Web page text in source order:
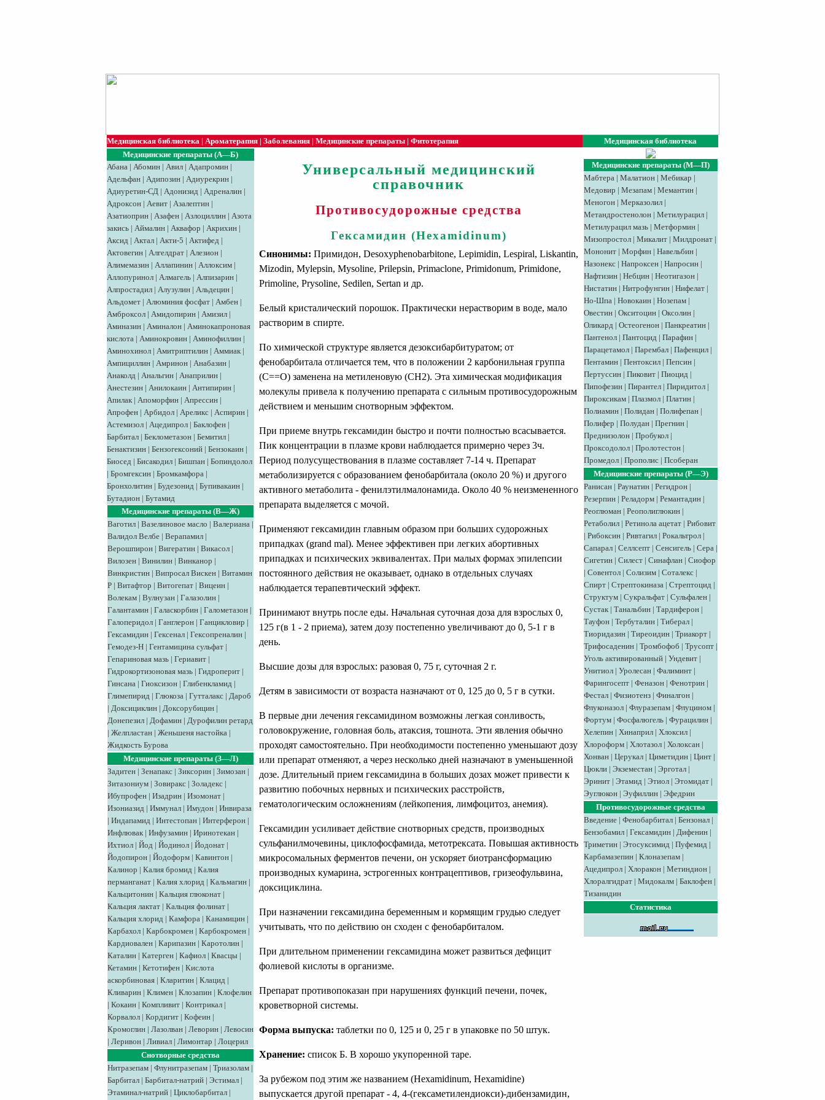
Медицинская библиотека | Ароматерапия | Заболевания | Медицинские препараты | Фитотерапия
Медицинская библиотека
Медицинские препараты (А—Б)
Абана | Абомин | Авил | Адапромин |
Адельфан | Адипозин | Адиурекрин |
Адиуретин-СД | Адонизид | Адреналин |
Адроксон | Аевит | Азалептин |
Азатиоприн | Азафен | Азлоциллин | Азота
закись | Аймалин | Аквафор | Акрихин |
Аксид | Aктaл | Акти-5 | Актифед |
Актовегин | Алгелдрат | Алезион |
Алимемазин | Аллапинин | Аллоксим |
Аллопуринол | Алмагель | Алпизарин |
Алпростадил | Алузулин | Альдецин |
Альдомет | Алюминия фосфат | Амбен |
Амброксол | Амидопирин | Амизил |
Аминазин | Аминалон | Аминокапроновая
кислота | Аминокровин | Аминофиллин |
Аминохинол | Амитриптилин | Аммиак |
Ампициллин | Амринон | Анабазин |
Анаколд | Анальгин | Анаприлин |
Анестезин | Анилокаин | Антипирин |
Апилак | Апоморфин | Апрессин |
Апрофен | Арбидол | Ареликс | Аспирин |
Астемизол | Ацедипрол | Баклофен |
Барбитал | Беклометазон | Бемитил |
Бенактизин | Бензогексоний | Бензокаин |
Биосед | Бисакодил | Бишпан | Бопиндолол
| Бромгексин | Бромкамфора |
Бронхолитин | Будезонид | Бупивакаин |
Бутадион | Бутамид
Медицинские препараты (В—Ж)
Ваготил | Вазелиновое масло | Валериана |
Валидол Велбе | Верапамил |
Верошпирон | Вигератин | Викасол |
Вилозен | Винилин | Винканор |
Винкристин | Випросал Вискен | Витамин
Р | Витафтор | Витогепат | Вицеин |
Волекам | Вулнузан | Галазолин |
Галантамин | Галаскорбин | Галометазон |
Галоперидол | Ганглерон | Ганцикловир |
Гексамидин | Гексенал | Гексопреналин |
Гемодез-Н | Гентамицина сульфат |
Гепариновая мазь | Гериавит |
Гидрокортизоновая мазь | Гидроперит |
Гинсана | Гиоксизон | Глибенкламид |
Глимепирид | Глюкоза | Гутталакс | Дароб
| Доксициклин | Доксорубицин |
Донепезил | Дофамин | Дурофилин ретард
| Желпластан | Женьшеня настойка |
Жидкость Бурова
Медицинские препараты (З—Л)
Задитен | Зенапакс | Зиксорин | Зимозан |
Зитазониум | Зовиракс | Золадекс |
Ибупрофен | Изадрин | Изомонат |
Изониазид | Иммунал | Имудон | Инвираза
| Индапамид | Интестопан | Интерферон |
Инфлювак | Инфузамин | Иринотекан |
Ихтиол | Йод | Йодинол | Йодонат |
Йодопирон | Йодоформ | Кавинтон |
Калинор | Калия бромид | Калия
перманганат | Калия хлорид | Кальмагин |
Кальцитонин | Кальция глюконат |
Кальция лактат | Кальция фолинат |
Кальция хлорид | Камфора | Канамицин |
Карбахол | Карбокромен | Карбокромен |
Кардиовален | Карипазин | Каротолин |
Каталин | Катерген | Кафиол | Квасцы |
Кетамин | Кетотифен | Кислота
аскорбиновая | Кларитин | Клацид |
Кливарин | Климен | Клозапин | Клофелин
| Кокаин | Компливит | Контрикал |
Корвалол | Кордигит | Кофеин |
Кромоглин | Лазолван | Леворин | Левосин
| Леривон | Ливиал | Лимонтар | Лоцерил
Снотворные средства
Нитразепам | Флунитразепам | Триазолам |
Барбитал | Барбитал-натрий | Эстимал |
Этаминал-натрий | Циклобарбитал |
Универсальный медицинский
справочник
Противосудорожные средства
Гексамидин (Hexamidinum)
Синонимы: Примидон, Desoxyphenobarbitone, Lepimidin, Lespiral, Liskantin,
Mizodin, Mylepsin, Mysoline, Prilepsin, Primaсlоnе, Primidonum, Primidone,
Primoline, Prysoline, Sedilen, Sertan и др.
Белый кристалический порошок. Практически нерастворим в воде, мало
растворим в спирте.
По химической структуре является дезоксибарбитуратом; от
фенобарбитала отличается тем, что в положении 2 карбонильная группа
(С==О) заменена на метиленовую (СН2). Эта химическая модификация
молекулы привела к получению препарата с сильным противосудорожным
действием и меньшим снотворным эффектом.
При приеме внутрь гексамидин быстро и почти полностью всасывается.
Пик концентрации в плазме крови наблюдается примерно через 3ч.
Период полусуществования в плазме составляет 7-14 ч. Препарат
метаболизируется с образованием фенобарбитала (около 20 %) и другого
активного метаболита - фенилэтилмалонамида. Около 40 % неизмененного
препарата выделяется с мочой.
Применяют гексамидин главным образом при больших судорожных
припадках (grand mal). Менее эффективен при легких абортивных
припадках и психических эквивалентах. При малых формах эпилепсии
постоянного действия не оказывает, однако в отдельных случаях
наблюдается терапевтический эффект.
Принимают внутрь после еды. Начальная суточная доза для взрослых 0,
125 г(в 1 - 2 приема), затем дозу постепенно увеличивают до 0, 5-1 г в
день.
Высшие дозы для взрослых: разовая 0, 75 г, суточная 2 г.
Детям в зависимости от возраста назначают от 0, 125 до 0, 5 г в сутки.
В первые дни лечения гексамидином возможны легкая сонливость,
головокружение, головная боль, атаксия, тошнота. Эти явления обычно
проходят самостоятельно. При необходимости постепенно уменьшают дозу
или препарат отменяют, а через несколько дней назначают в уменьшенной
дозе. Длительный прием гексамидина в больших дозах может привести к
развитию побочных нервных и психических расстройств,
гематологическим осложнениям (лейкопения, лимфоцитоз, анемия).
Гексамидин усиливает действие снотворных средств, производных
сульфанилмочевины, циклофосфамида, метотрексата. Повышая активность
микросомальных ферментов печени, он ускоряет биотрансформацию
производных кумарина, эстрогенных контрацептивов, гризеофульвина,
доксициклина.
При назначении гексамидина беременным и кормящим грудью следует
учитывать, что по действию он сходен с фенобарбиталом.
При длительном применении гексамидина может развиться дефицит
фолиевой кислоты в организме.
Препарат противопоказан при нарушениях функций печени, почек,
кроветворной системы.
Форма выпуска: таблетки по 0, 125 и 0, 25 г в упаковке по 50 штук.
Хранение: список Б. В хорошо укупоренной таре.
За рубежом под этим же названием (Hexamidinum, Hexamidine)
выпускается другой препарат - 4, 4-(гексаметилендиокси)-дибензамидин,
Медицинские препараты (М—П)
Мабтера | Малатион | Мебикар |
Медовир | Meзaпaм | Мемантин |
Меногон | Мерказолил |
Метандростенолон | Метилурацил |
Метилурацил мазь | Метформин |
Мизопростол | Микалит | Милдронат |
Мононит | Морфин | Навельбин |
Назонекс | Напроксен | Напросин |
Нафтизин | Небцин | Неотигазон |
Нистатин | Нитрофунгин | Нифелат |
Но-Шпа | Новокаин | Нозепам |
Овестин | Окситоцин | Оксолин |
Оликард | Остеогенон | Панкреатин |
Пантенол | Пантоцид | Парафин |
Парацетамол | Парембал | Пафенцил |
Пентамин | Пентоксил | Пепсин |
Пертуссин | Пиковит | Пиоцид |
Пипофезин | Пирантел | Пиридитол |
Пироксикам | Плазмол | Платин |
Полиамин | Полидан | Полифепан |
Полифер | Полудан | Прегнин |
Преднизолон | Пробукол |
Проксодолол | Пролотестон |
Промедол | Прополис | Псоберан
Медицинские препараты (Р—Э)
Ранисан | Раунатин | Регидрон |
Резерпин | Реладорм | Ремантадин |
Реоглюман | Реополиглюкин |
Ретаболил | Ретинола ацетат | Рибовит
| Рибоксин | Ривтагил | Рокальтрол |
Сапарал | Селлсепт | Сенсигель | Сера |
Сигетин | Силест | Синафлан | Сиофор
| Совентол | Солизим | Соталекс |
Спирт | Стрептокиназа | Стрептоцид |
Структум | Сукральфат | Сульфален |
Сустак | Танальбин | Тардиферон |
Тауфон | Тербуталин | Тиберал |
Тиоридазин | Тиреоидин | Триакорт |
Трифосаденин | Тромбофоб | Трусопт |
Уголь активированный | Ундевит |
Унитиол | Уролесан | Фалиминт |
Фарингосепт | Феназон | Фенотрин |
Фестал | Физиотенз | Финалгон |
Флуконазол | Флуразепам | Флуцином |
Фортум | Фосфалюгель | Фурацилин |
Хелепин | Хинаприл | Хлоксил |
Хлороформ | Хлотазол | Холоксан |
Хонван | Церукал | Циметидин | Цинт |
Цюкли | Экземестан | Эрготал |
Эринит | Этамид | Этиол | Этомидат |
Эуглюкон | Эуфиллин | Эфедрин
Противосудорожные средства
Введение | Фенобарбитал | Бензонал |
Бензобамил | Гексамидин | Дифенин |
Триметин | Этосуксимид | Пуфемид |
Карбамазепин | Клоназепам |
Ацедипрол | Хлоракон | Метиндион |
Хлоралгидрат | Мидокалм | Баклофен |
Тизанидин
Статистика